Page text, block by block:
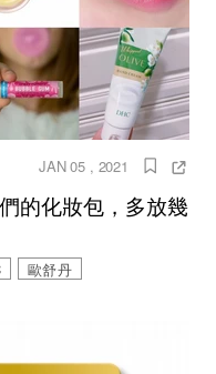
JAN 05 , 2021
的化妝包，多放幾
歐舒丹